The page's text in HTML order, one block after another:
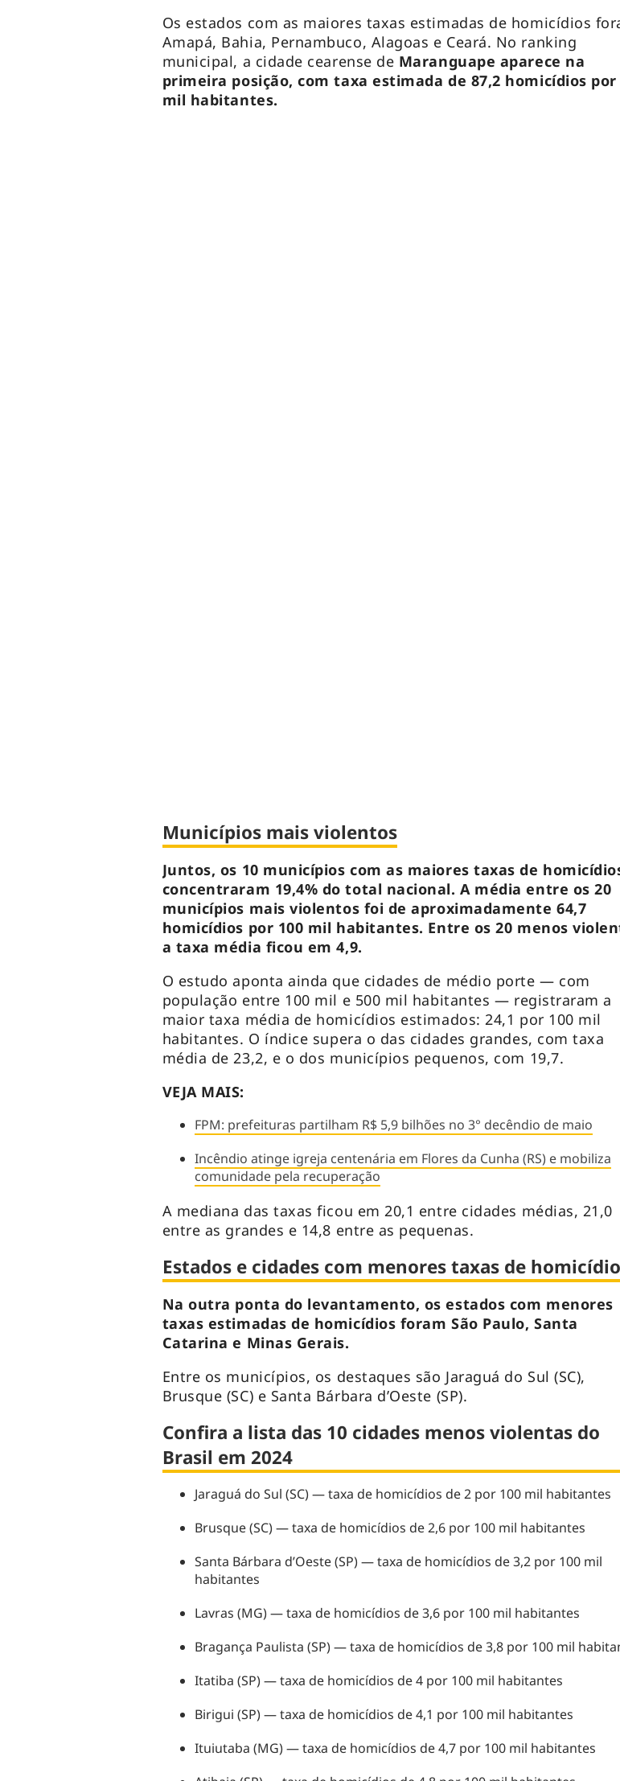
Os estados com as maiores taxas estimadas de homicídios
Amapá, Bahia, Pernambuco, Alagoas e Ceará. No ranking
municipal, a cidade cearense de Maranguape aparece na
primeira posição, com taxa estimada de 87,2 homicídios por
mil habitantes.
Municípios mais violentos
Juntos, os 10 municípios com as maiores taxas de
concentraram 19,4% do total nacional. A média entre os 20
municípios mais violentos foi de aproximadamente 64,7
homicídios por 100 mil habitantes. Entre os 20 menos
a taxa média ficou em 4,9.
O estudo aponta ainda que cidades de médio porte — com
população entre 100 mil e 500 mil habitantes — registraram a
maior taxa média de homicídios estimados: 24,1 por 100 mil
habitantes. O índice supera o das cidades grandes, com taxa
média de 23,2, e o dos municípios pequenos, com 19,7.
VEJA MAIS:
FPM: prefeituras partilham R$ 5,9 bilhões no 3° decêndio de maio
Incêndio atinge igreja centenária em Flores da Cunha (RS) e mobiliza
comunidade pela recuperação
A mediana das taxas ficou em 20,1 entre cidades médias, 21,0
entre as grandes e 14,8 entre as pequenas.
Estados e cidades com menores taxas de
Na outra ponta do levantamento, os estados com menores
taxas estimadas de homicídios foram São Paulo, Santa
Catarina e Minas Gerais.
Entre os municípios, os destaques são Jaraguá do Sul (SC),
Brusque (SC) e Santa Bárbara d’Oeste (SP).
Confira a lista das 10 cidades menos violentas do
Brasil em 2024
Jaraguá do Sul (SC) — taxa de homicídios de 2 por 100 mil habitantes
Brusque (SC) — taxa de homicídios de 2,6 por 100 mil habitantes
Santa Bárbara d’Oeste (SP) — taxa de homicídios de 3,2 por 100 mil
habitantes
Lavras (MG) — taxa de homicídios de 3,6 por 100 mil habitantes
Bragança Paulista (SP) — taxa de homicídios de 3,8 por 100 mil
Itatiba (SP) — taxa de homicídios de 4 por 100 mil habitantes
Birigui (SP) — taxa de homicídios de 4,1 por 100 mil habitantes
Ituiutaba (MG) — taxa de homicídios de 4,7 por 100 mil habitantes